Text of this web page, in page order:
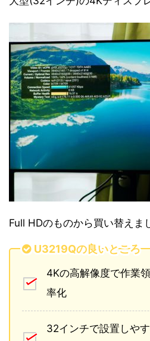
Full HDのものから買い替えま
U3219Qの良いところ
4Kの高解像度で作業
率化
32インチで設置しや